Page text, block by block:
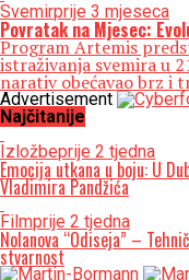
Svemirprije 3 mjeseca
Povratak na Mjesec:
Program Artemis
istraživanja svemira u
narativ obećavao brz i
Advertisement
Najčitanije
Izložbeprije 2 tjedna
Emocija utkana u boju: U
Vladimira Pandžića
Filmprije 2 tjedna
Nolanova “Odiseja” –
stvarnost